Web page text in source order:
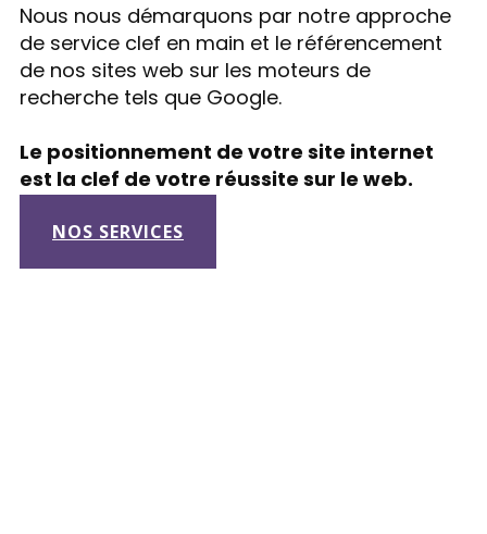
Nous nous démarquons par notre approche
de service clef en main et le référencement
de nos sites web sur les moteurs de
recherche tels que Google.
Le positionnement de votre site internet
est la clef de votre réussite sur le web.
NOS SERVICES